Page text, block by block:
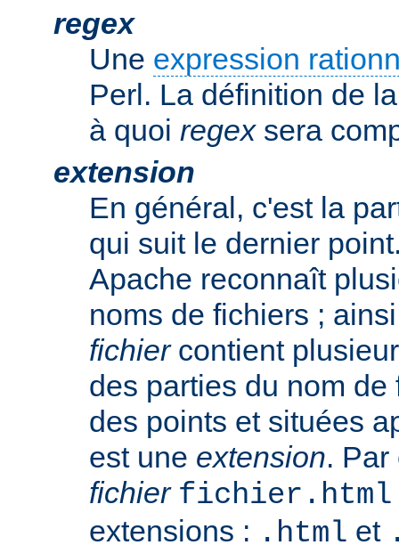
regex
Une expression
Perl. La définition de
à quoi regexsera
extension
En général, c'est la
qui suit le dernier
Apache reconnaît
noms de fichiers ;
fichiercontient
des parties du nom
des points et situées
est une extension.
fichier
extensions : .html et